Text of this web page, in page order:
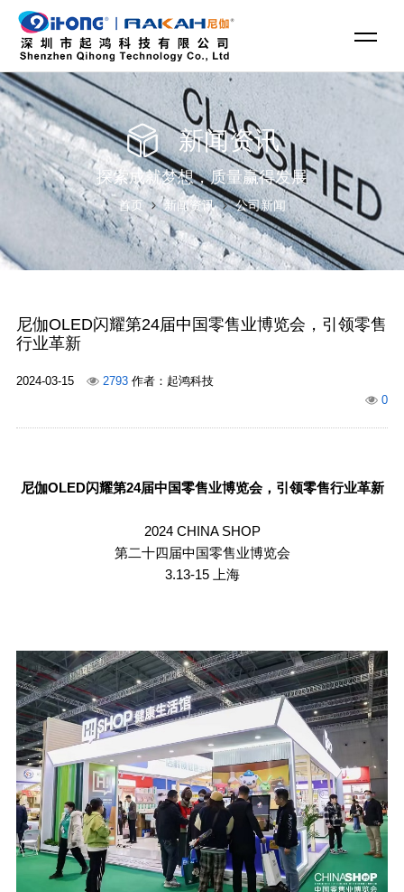
新闻资讯
探索成就梦想，质量赢得发展
首页 新闻资讯 公司新闻
尼伽OLED闪耀第24届中国零售业博览会，引领零售
行业革新
2024-03-15 2793作者：起鸿科技
0
尼伽OLED闪耀第24届中国零售业博览会，引领零售行业革新
2024 CHINA SHOP
第二十四届中国零售业博览会
3.13-15
上海